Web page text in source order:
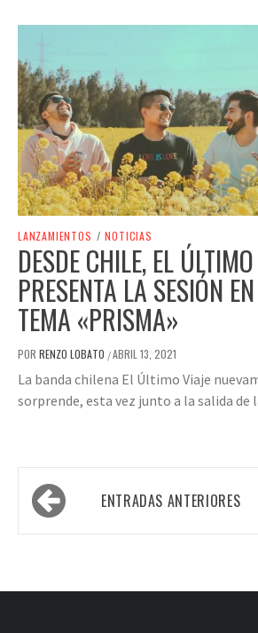
LANZAMIENTOS / NOTICIAS
DESDE CHILE, EL
PRESENTA LA SESIÓN
TEMA «PRISMA»
POR RENZO LOBATO /ABRIL 13, 2021
La banda chilena El Último Viaje
sorprende, esta vez junto a la salida de
Navegación
de ENTRADAS ANTERIORES